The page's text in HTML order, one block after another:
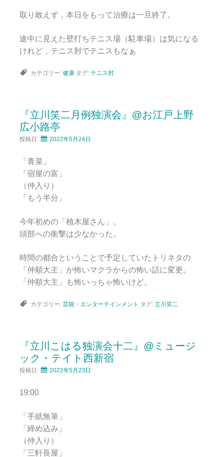
取り敢えず，本日をもって治療は一旦終了。
途中に見えた壁打ちテニス場（駐車場）は気になる
けれど，テニス肘でテニスもなぁ
カテゴリー: 健康 タグ: テニス肘
『立川笑二月例独演会』@お江戸上野
広小路亭
投稿日: 2022年5月24日
「青菜」
「宿屋の富」
（仲入り）
「もう半分」
今年初めの「植木屋さん」。
頭部への衝撃は少なかった。
時間の都合ということで予定していたトリネタの
「仲順大主」が怖いマクラからの怖い話に変更。
「仲順大主」も怖いっちゃ怖いけど。
カテゴリー: 芸能・エンターテインメント タグ: 立川笑二
『立川こはる独演会十二』@ミュージ
ック・テイト西新宿
投稿日: 2022年5月23日
19:00
「手紙無筆」
「締め込み」
（仲入り）
「三軒長屋」